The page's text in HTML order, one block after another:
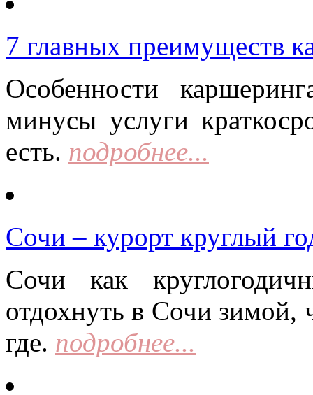
7 главных преимуществ
Особенности
минусы услуги
есть. подробнее...
Сочи – курорт круглый
Сочи как
отдохнуть в Сочи зимой,
где. подробнее...